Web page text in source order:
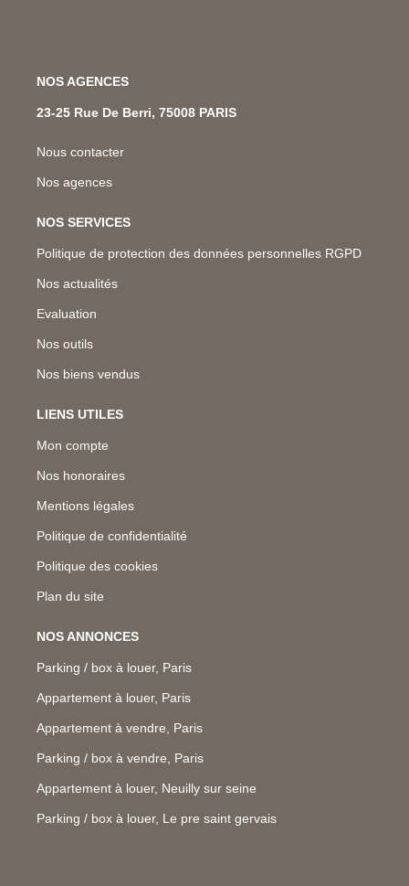
NOS AGENCES
23-25 Rue De Berri, 75008 PARIS
Nous contacter
Nos agences
NOS SERVICES
Politique de protection des données personnelles RGPD
Nos actualités
Evaluation
Nos outils
Nos biens vendus
LIENS UTILES
Mon compte
Nos honoraires
Mentions légales
Politique de confidentialité
Politique des cookies
Plan du site
NOS ANNONCES
Parking / box à louer, Paris
Appartement à louer, Paris
Appartement à vendre, Paris
Parking / box à vendre, Paris
Appartement à louer, Neuilly sur seine
Parking / box à louer, Le pre saint gervais